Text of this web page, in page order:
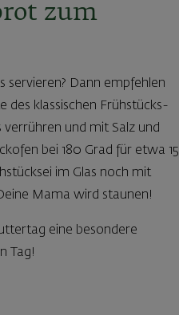
zum
servieren? Dann empfehlen
des klassischen Frühstücks-
und mit Salz und
bei 180 Grad für etwa 15
im Glas noch mit
Mama wird staunen!
eine besondere
Tag!